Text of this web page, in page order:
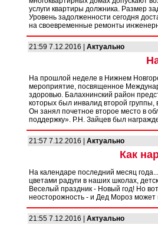
услуги квартиры должника. Размер
Уровень задолженности сегодня
на своевременные ремонты
21:59 7.12.2016 | Актуально
На прошлой неделе в Нижнем
мероприятие, посвященное
здоровью. Балахнинский район
которых был инвалид второй
Он занял почетное второе место в
поддержку». Р.Н. Зайцев был
21:57 7.12.2016 | Актуально
Как
На календаре последний месяц
цветами радуги в наших школах,
Веселый праздник - Новый год! Но
неосторожность - и Дед Мороз
21:55 7.12.2016 | Актуально